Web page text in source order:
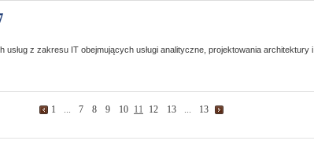
usług z zakresu IT obejmujących usługi analityczne, projektowania architektury i
1 ... 7 8 9 10 11 12 13 ... 13